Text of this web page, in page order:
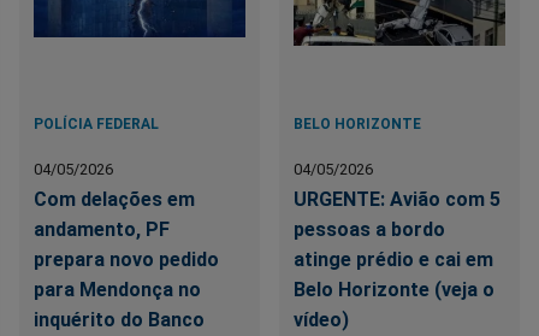
POLÍCIA FEDERAL
04/05/2026
Com delações em
andamento, PF
prepara novo pedido
para Mendonça no
inquérito do Banco
BELO HORIZONTE
04/05/2026
URGENTE: Avião com 5
pessoas a bordo
atinge prédio e cai em
Belo Horizonte (veja o
vídeo)